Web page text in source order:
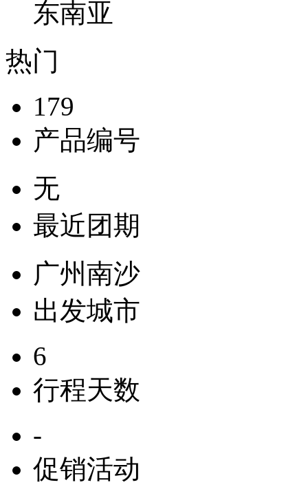
东南亚
热门
179
产品编号
无
最近团期
广州南沙
出发城市
6
行程天数
-
促销活动